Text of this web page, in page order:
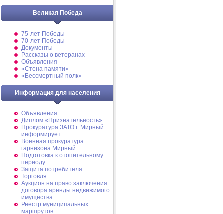
Великая Победа
75-лет Победы
70-лет Победы
Документы
Рассказы о ветеранах
Объявления
«Стена памяти»
«Бессмертный полк»
Информация для населения
Объявления
Диплом «Признательность»
Прокуратура ЗАТО г. Мирный
информирует
Военная прокуратура
гарнизона Мирный
Подготовка к отопительному
периоду
Защита потребителя
Торговля
Аукцион на право заключения
договора аренды недвижимого
имущества
Реестр муниципальных
маршрутов